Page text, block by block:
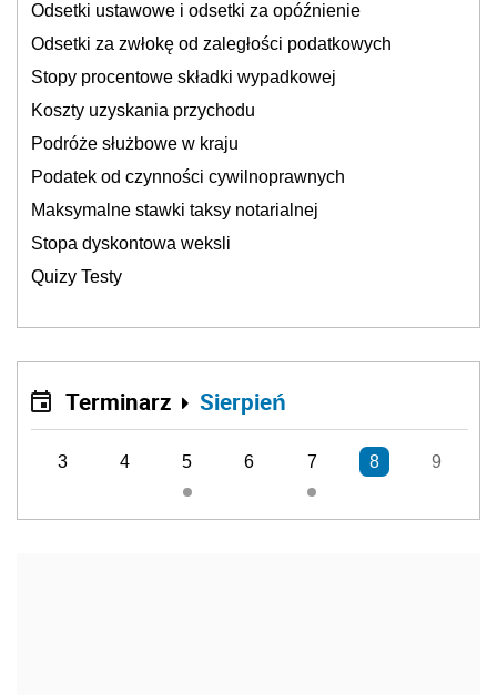
Odsetki ustawowe i odsetki za opóźnienie
Odsetki za zwłokę od zaległości podatkowych
Stopy procentowe składki wypadkowej
Koszty uzyskania przychodu
Podróże służbowe w kraju
Podatek od czynności cywilnoprawnych
Maksymalne stawki taksy notarialnej
Stopa dyskontowa weksli
Quizy Testy
Terminarz Sierpień
3 4 5 6 7 8 9